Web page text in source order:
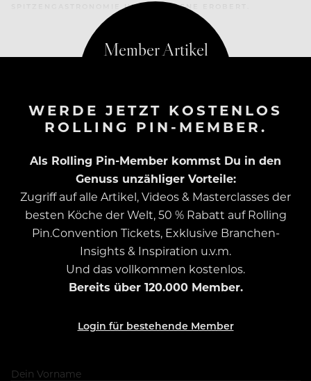
SPITZENGASTRONOMIE UND BARSZENE EROBERT.
WERDE JETZT KOSTENLOS
ROLLING PIN-MEMBER.
Als Rolling Pin-Member kommst Du in den
Genuss unzähliger Vorteile:
Zugriff auf alle Artikel, Videos & Masterclasses der
besten Köche der Welt, 50 % Rabatt auf Rolling
Pin.Convention Tickets, Exklusive Branchen-
Insights & Inspiration u.v.m.
Und das vollkommen kostenlos.
Bereits über 120.000 Member.
Login für bestehende Member
Dein Vorname